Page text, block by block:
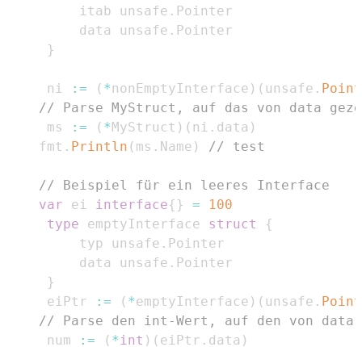
		 itab unsafe
.
		 data unsafe
.
}
	 ni
:= ( *nonEmptyInterface ) ( unsafe .
// Parse MyStruct, auf das von data
	 ms
:= ( *MyStruct ) ( ni . data )
	fmt
. Println ( ms . Name ) // test
// Beispiel für ein leeres Interface
var ei interface{ } =
100
type emptyInterface struct
{
		 typ unsafe
.
		 data unsafe
.
}
	 eiPtr
:= ( *emptyInterface ) ( unsafe .
// Parse den int-Wert, auf den von data
	 num
:= ( * int ) ( eiPtr . data )